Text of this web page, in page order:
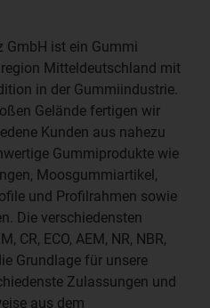
GmbH ist ein Gummi
Mitteldeutschland mit
in der Gummiindustrie.
Gelände fertigen wir
Kunden aus nahezu
Gummiprodukte wie
Moosgummiartikel,
und Profilrahmen sowie
Die verschiedensten
CR, ECO, AEM, NR, NBR,
Grundlage für unsere
Zulassungen und
aus dem